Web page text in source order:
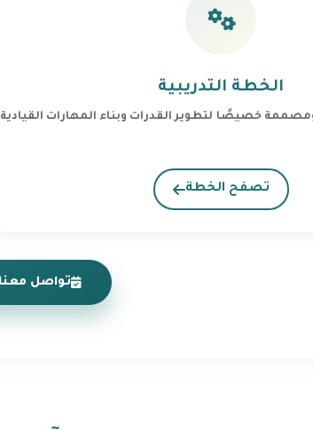
الخطة التدريبية
خصيصًا لتطوير القدرات وبناء المهارات القيادية
تصفح الخطة
تواصل